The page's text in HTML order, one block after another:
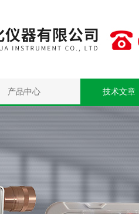
产品中心 技术文章